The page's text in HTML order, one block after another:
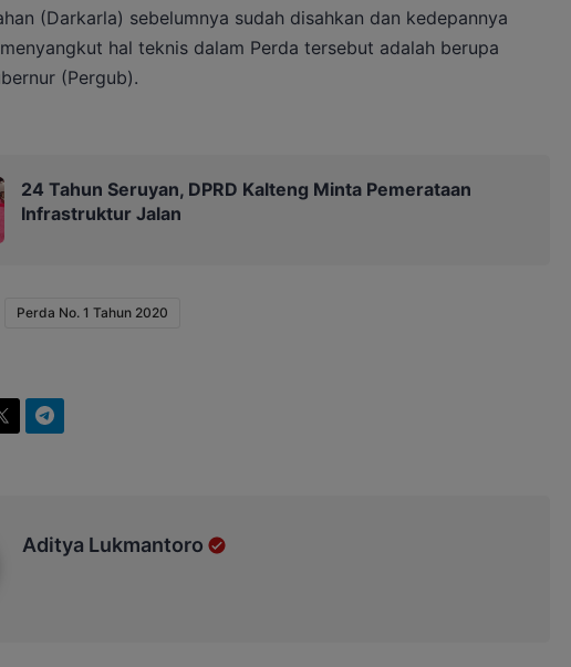
(Darkarla) sebelumnya sudah disahkan dan kedepannya
hal teknis dalam Perda tersebut adalah berupa
(Pergub).
24 Tahun Seruyan, DPRD Kalteng Minta Pemerataan
Infrastruktur Jalan
Perda No. 1 Tahun 2020
Aditya Lukmantoro